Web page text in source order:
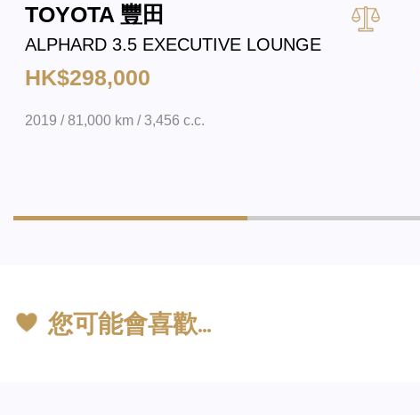
TOYOTA 豐田
ALPHARD 3.5 EXECUTIVE LOUNGE
HK$298,000
2019 / 81,000 km / 3,456 c.c.
您可能會喜歡…